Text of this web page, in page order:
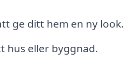
ge ditt hem en ny look.
hus eller byggnad.